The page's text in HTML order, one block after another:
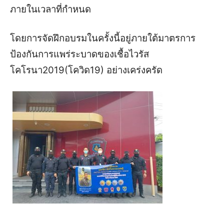
ภายในเวลาที่กำหนด
โดยการจัดฝึกอบรมในครั้งนี้อยู่ภายใต้มาตรการ
ป้องกันการแพร่ระบาดของเชื้อไวรัส
โคโรนา2019(โควิด19) อย่างเคร่งครัด